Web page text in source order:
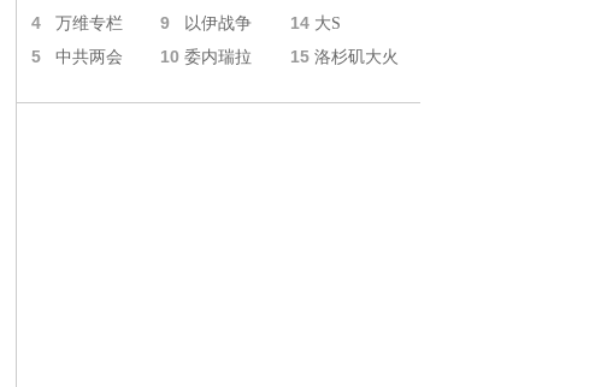
4 万维专栏 9 以伊战争 14 大S
5 中共两会 10 委内瑞拉 15 洛杉矶大火